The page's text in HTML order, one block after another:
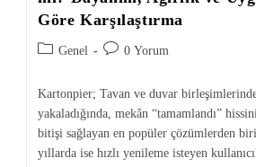
Göre Karşılaştırma
Genel 0 Yorum
Kartonpier; Tavan ve duvar
yakaladığında, mekân “tamamlandı”
bitişi sağlayan en popüler çözümlerden
yıllarda ise hızlı yenileme isteyen